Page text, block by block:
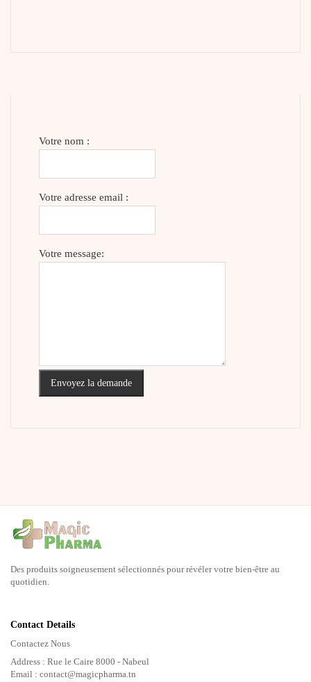
Votre nom :
Votre adresse email :
Votre message:
Envoyez la demande
Des produits soigneusement sélectionnés pour révéler votre bien-être au
quotidien.
Contact Details
Contactez Nous
Address : Rue le Caire 8000 - Nabeul
Email : contact@magicpharma.tn